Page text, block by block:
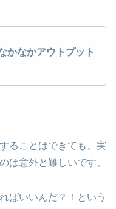
かなかアウトプット
ることはできても、実
は意外と難しいです。
ばいいんだ？！という